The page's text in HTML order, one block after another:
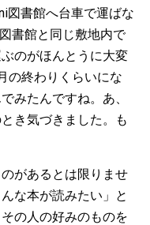
図書館へ台車で運ばな
書館と同じ敷地内で
のがほんとうに大変
の終わりくらいにな
みたんですね。あ、
き気づきました。も
があるとは限りませ
な本が読みたい」と
の人の好みのものを